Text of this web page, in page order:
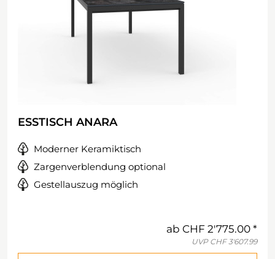
ESSTISCH ANARA
Moderner Keramiktisch
Zargenverblendung optional
Gestellauszug möglich
ab CHF 2'775.00
UVP CHF 3'607.99